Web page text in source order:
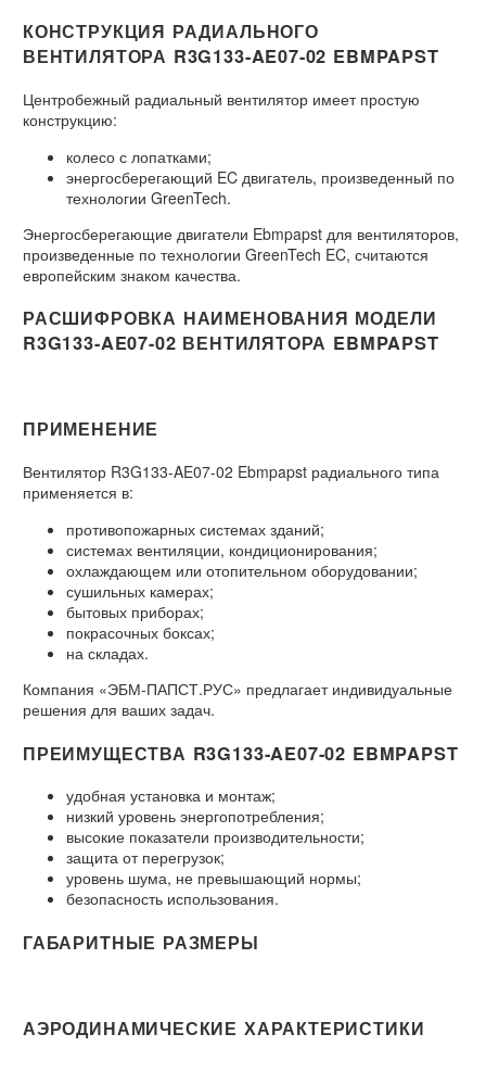
КОНСТРУКЦИЯ РАДИАЛЬНОГО
ВЕНТИЛЯТОРА R3G133-AE07-02 EBMPAPST
Центробежный радиальный вентилятор имеет простую
конструкцию:
колесо с лопатками;
энергосберегающий EC двигатель, произведенный по
технологии GreenTech.
Энергосберегающие двигатели Ebmpapst для вентиляторов,
произведенные по технологии GreenTech EC, считаются
европейским знаком качества.
РАСШИФРОВКА НАИМЕНОВАНИЯ МОДЕЛИ
R3G133-AE07-02 ВЕНТИЛЯТОРА EBMPAPST
ПРИМЕНЕНИЕ
Вентилятор R3G133-AE07-02 Ebmpapst радиального типа
применяется в:
противопожарных системах зданий;
системах вентиляции, кондиционирования;
охлаждающем или отопительном оборудовании;
сушильных камерах;
бытовых приборах;
покрасочных боксах;
на складах.
Компания «ЭБМ-ПАПСТ.РУС» предлагает индивидуальные
решения для ваших задач.
ПРЕИМУЩЕСТВА R3G133-AE07-02 EBMPAPST
удобная установка и монтаж;
низкий уровень энергопотребления;
высокие показатели производительности;
защита от перегрузок;
уровень шума, не превышающий нормы;
безопасность использования.
ГАБАРИТНЫЕ РАЗМЕРЫ
АЭРОДИНАМИЧЕСКИЕ ХАРАКТЕРИСТИКИ